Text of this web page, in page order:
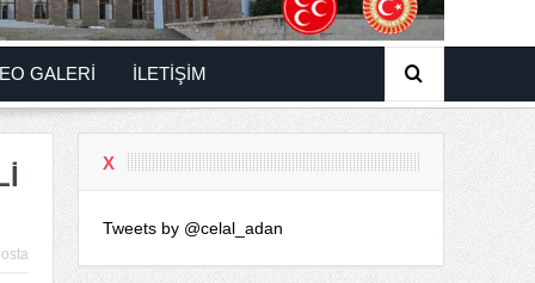
GALERİ İLETİŞİM
X
Tweets by @celal_adan